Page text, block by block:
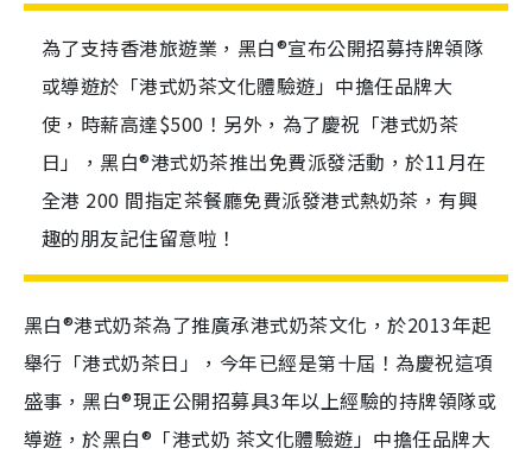
為了支持香港旅遊業，黑白®宣布公開招募持牌領隊
或導遊於「港式奶茶文化體驗遊」中擔任品牌大
使，時薪高達$500！另外，為了慶祝「港式奶茶
日」，黑白®港式奶茶推出免費派發活動，於11月在
全港 200 間指定茶餐廳免費派發港式熱奶茶，有興
趣的朋友記住留意啦！
黑白®港式奶茶為了推廣承港式奶茶文化，於2013年起
舉行「港式奶茶日」，今年已經是第十屆！為慶祝這項
盛事，黑白®現正公開招募具3年以上經驗的持牌領隊或
導遊，於黑白®「港式奶 茶文化體驗遊」中擔任品牌大